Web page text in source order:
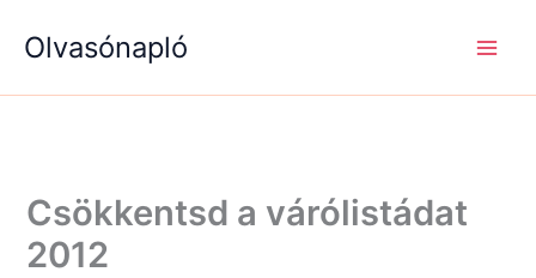
Olvasónapló
Csökkentsd a várólistádat
2012
e
a
é
g
k
é
g
k